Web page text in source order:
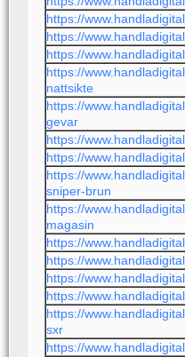
https://
https://
https://
https://
nattsikte
https://
gevar
https://
https://
https://
sniper-brun
https://
magasin
https://
https://
https://
https://
https://
sxr
https://